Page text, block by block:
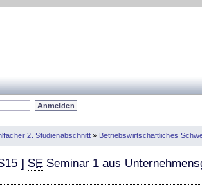
2. Studienabschnitt » Betriebswirtschaftliches
] SE Seminar 1 aus